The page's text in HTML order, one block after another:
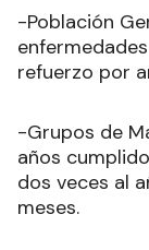
-Población
refuerzo por
-Grupos de
años
dos veces al
meses.